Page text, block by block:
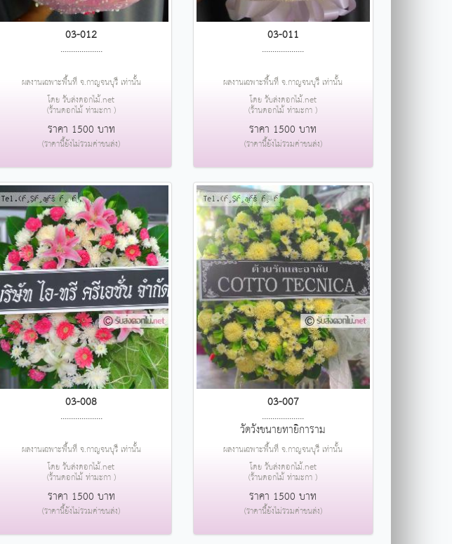
03-012
....................
ผลงานเฉพาะพื้นที่ จ.กาญจนบุรี เท่านั้น
โดย รับส่งดอกไม้.net
(ร้านดอกไม้ ท่ามะกา )
ราคา 1500 บาท
(ราคานี้ยังไม่รวมค่าขนส่ง)
03-011
....................
ผลงานเฉพาะพื้นที่ จ.กาญจนบุรี เท่านั้น
โดย รับส่งดอกไม้.net
(ร้านดอกไม้ ท่ามะกา )
ราคา 1500 บาท
(ราคานี้ยังไม่รวมค่าขนส่ง)
03-008
....................
ผลงานเฉพาะพื้นที่ จ.กาญจนบุรี เท่านั้น
โดย รับส่งดอกไม้.net
(ร้านดอกไม้ ท่ามะกา )
ราคา 1500 บาท
(ราคานี้ยังไม่รวมค่าขนส่ง)
03-007
....................
วัดวังขนายทายิการาม
ผลงานเฉพาะพื้นที่ จ.กาญจนบุรี เท่านั้น
โดย รับส่งดอกไม้.net
(ร้านดอกไม้ ท่ามะกา )
ราคา 1500 บาท
(ราคานี้ยังไม่รวมค่าขนส่ง)